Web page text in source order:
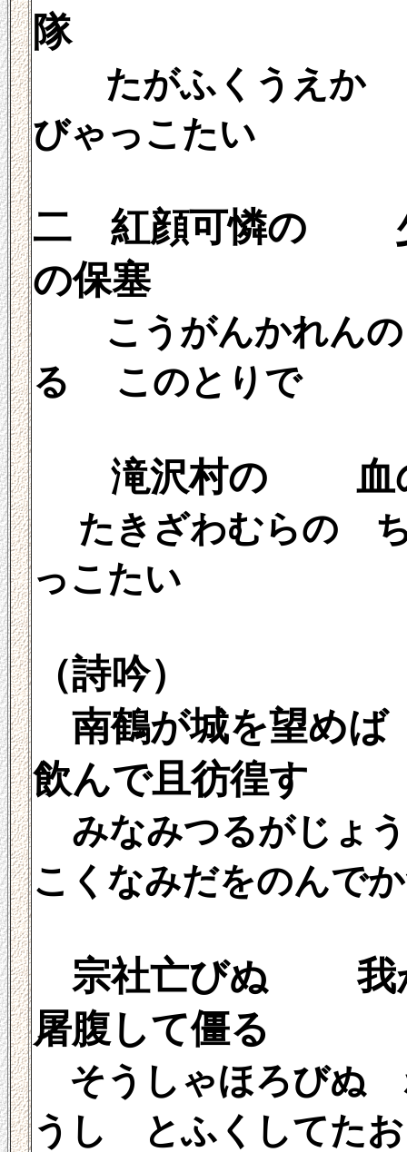
隊
たがふくうえか
びゃっこたい
二 紅顔可憐の
の保塞
こうがんかれん
る このとりで
滝沢村の 血の
たきざわむらの
っこたい
（詩吟）
南鶴が城を望
飲んで且彷徨す
みなみつるがじょ
こくなみだをのんで
宗社亡びぬ
屠腹して僵る
そうしゃほろびぬ
うし とふくしてた